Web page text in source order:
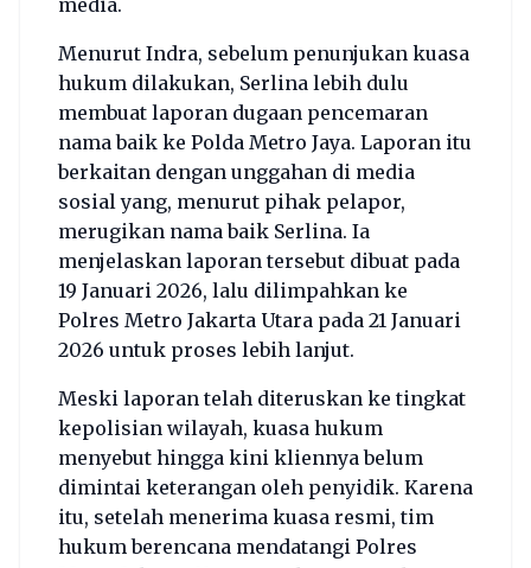
media.
Menurut Indra, sebelum penunjukan kuasa
hukum dilakukan, Serlina lebih dulu
membuat laporan dugaan pencemaran
nama baik ke Polda Metro Jaya. Laporan itu
berkaitan dengan unggahan di media
sosial yang, menurut pihak pelapor,
merugikan nama baik Serlina. Ia
menjelaskan laporan tersebut dibuat pada
19 Januari 2026, lalu dilimpahkan ke
Polres Metro Jakarta Utara pada 21 Januari
2026 untuk proses lebih lanjut.
Meski laporan telah diteruskan ke tingkat
kepolisian wilayah, kuasa hukum
menyebut hingga kini kliennya belum
dimintai keterangan oleh penyidik. Karena
itu, setelah menerima kuasa resmi, tim
hukum berencana mendatangi Polres